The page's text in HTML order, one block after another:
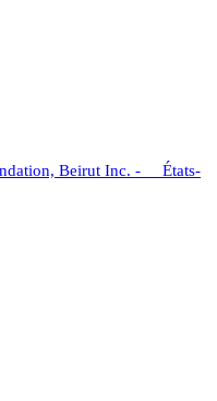
Beirut Inc. - États-